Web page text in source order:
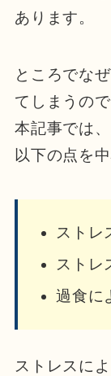
あります。
ところでな
てしまうの
本記事では
以下の点を
ストレ
ストレ
過食に
ストレスに